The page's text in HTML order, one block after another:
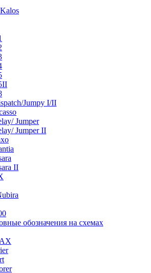
Jumpy I/II
Jumper
Jumper II
II
обозначения на схемах